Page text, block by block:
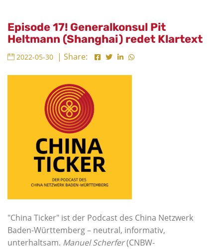
Episode 17! Generalkonsul Pit
Heltmann (Shanghai) redet Klartext
2022-05-30 | Share:
"China Ticker" ist der Podcast des China Netzwerk
Baden-Württemberg – neutral, informativ,
unterhaltsam. Manuel Scherfer(CNBW-